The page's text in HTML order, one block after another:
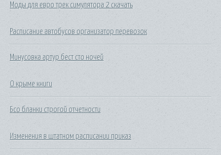
Моды для евро трек симулятора 2 скачать
Расписание автобусов организатор перевозок
Минусовка артур бест сто ночей
О крыме книги
Бсо бланки строгой отчетности
Изменения в штатном расписании приказ